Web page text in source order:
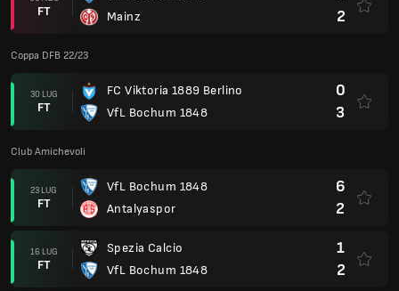
FT
Mainz
2
Coppa DFB 22/23
30 LUG
FT
FC Viktoria 1889 Berlino
VfL Bochum 1848
0
3
Club Amichevoli
23 LUG
FT
VfL Bochum 1848
Antalyaspor
6
2
16 LUG
FT
Spezia Calcio
VfL Bochum 1848
1
2